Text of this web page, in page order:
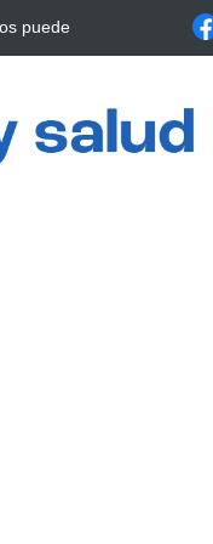
La conexión vital